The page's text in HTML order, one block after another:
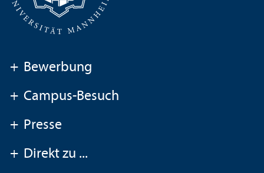
+ Bewerbung
+ Campus-Besuch
+ Presse
+ Direkt zu ...